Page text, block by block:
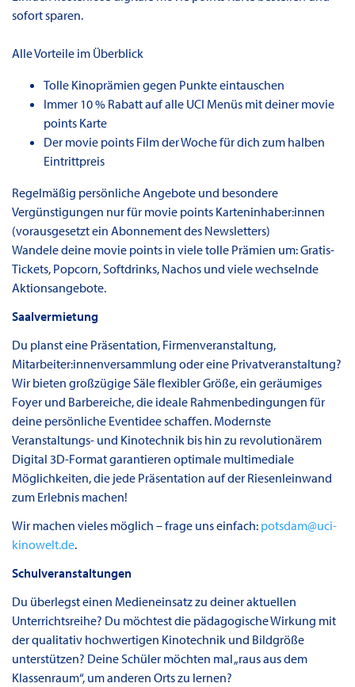
sofort sparen.
Alle Vorteile im Überblick
Tolle Kinoprämien gegen Punkte eintauschen
Immer 10 % Rabatt auf alle UCI Menüs mit deiner movie
points Karte
Der movie points Film der Woche für dich zum halben
Eintrittpreis
Regelmäßig persönliche Angebote und besondere
Vergünstigungen nur für movie points Karteninhaber:innen
(vorausgesetzt ein Abonnement des Newsletters)
Wandele deine movie points in viele tolle Prämien um: Gratis-
Tickets, Popcorn, Softdrinks, Nachos und viele wechselnde
Aktionsangebote.
Saalvermietung
Du planst eine Präsentation, Firmenveranstaltung,
Mitarbeiter:innenversammlung oder eine Privatveranstaltung?
Wir bieten großzügige Säle flexibler Größe, ein geräumiges
Foyer und Barbereiche, die ideale Rahmenbedingungen für
deine persönliche Eventidee schaffen. Modernste
Veranstaltungs- und Kinotechnik bis hin zu revolutionärem
Digital 3D-Format garantieren optimale multimediale
Möglichkeiten, die jede Präsentation auf der Riesenleinwand
zum Erlebnis machen!
Wir machen vieles möglich – frage uns einfach: potsdam@uci-
kinowelt.de.
Schulveranstaltungen
Du überlegst einen Medieneinsatz zu deiner aktuellen
Unterrichtsreihe? Du möchtest die pädagogische Wirkung mit
der qualitativ hochwertigen Kinotechnik und Bildgröße
unterstützen? Deine Schüler möchten mal „raus aus dem
Klassenraum“, um anderen Orts zu lernen?